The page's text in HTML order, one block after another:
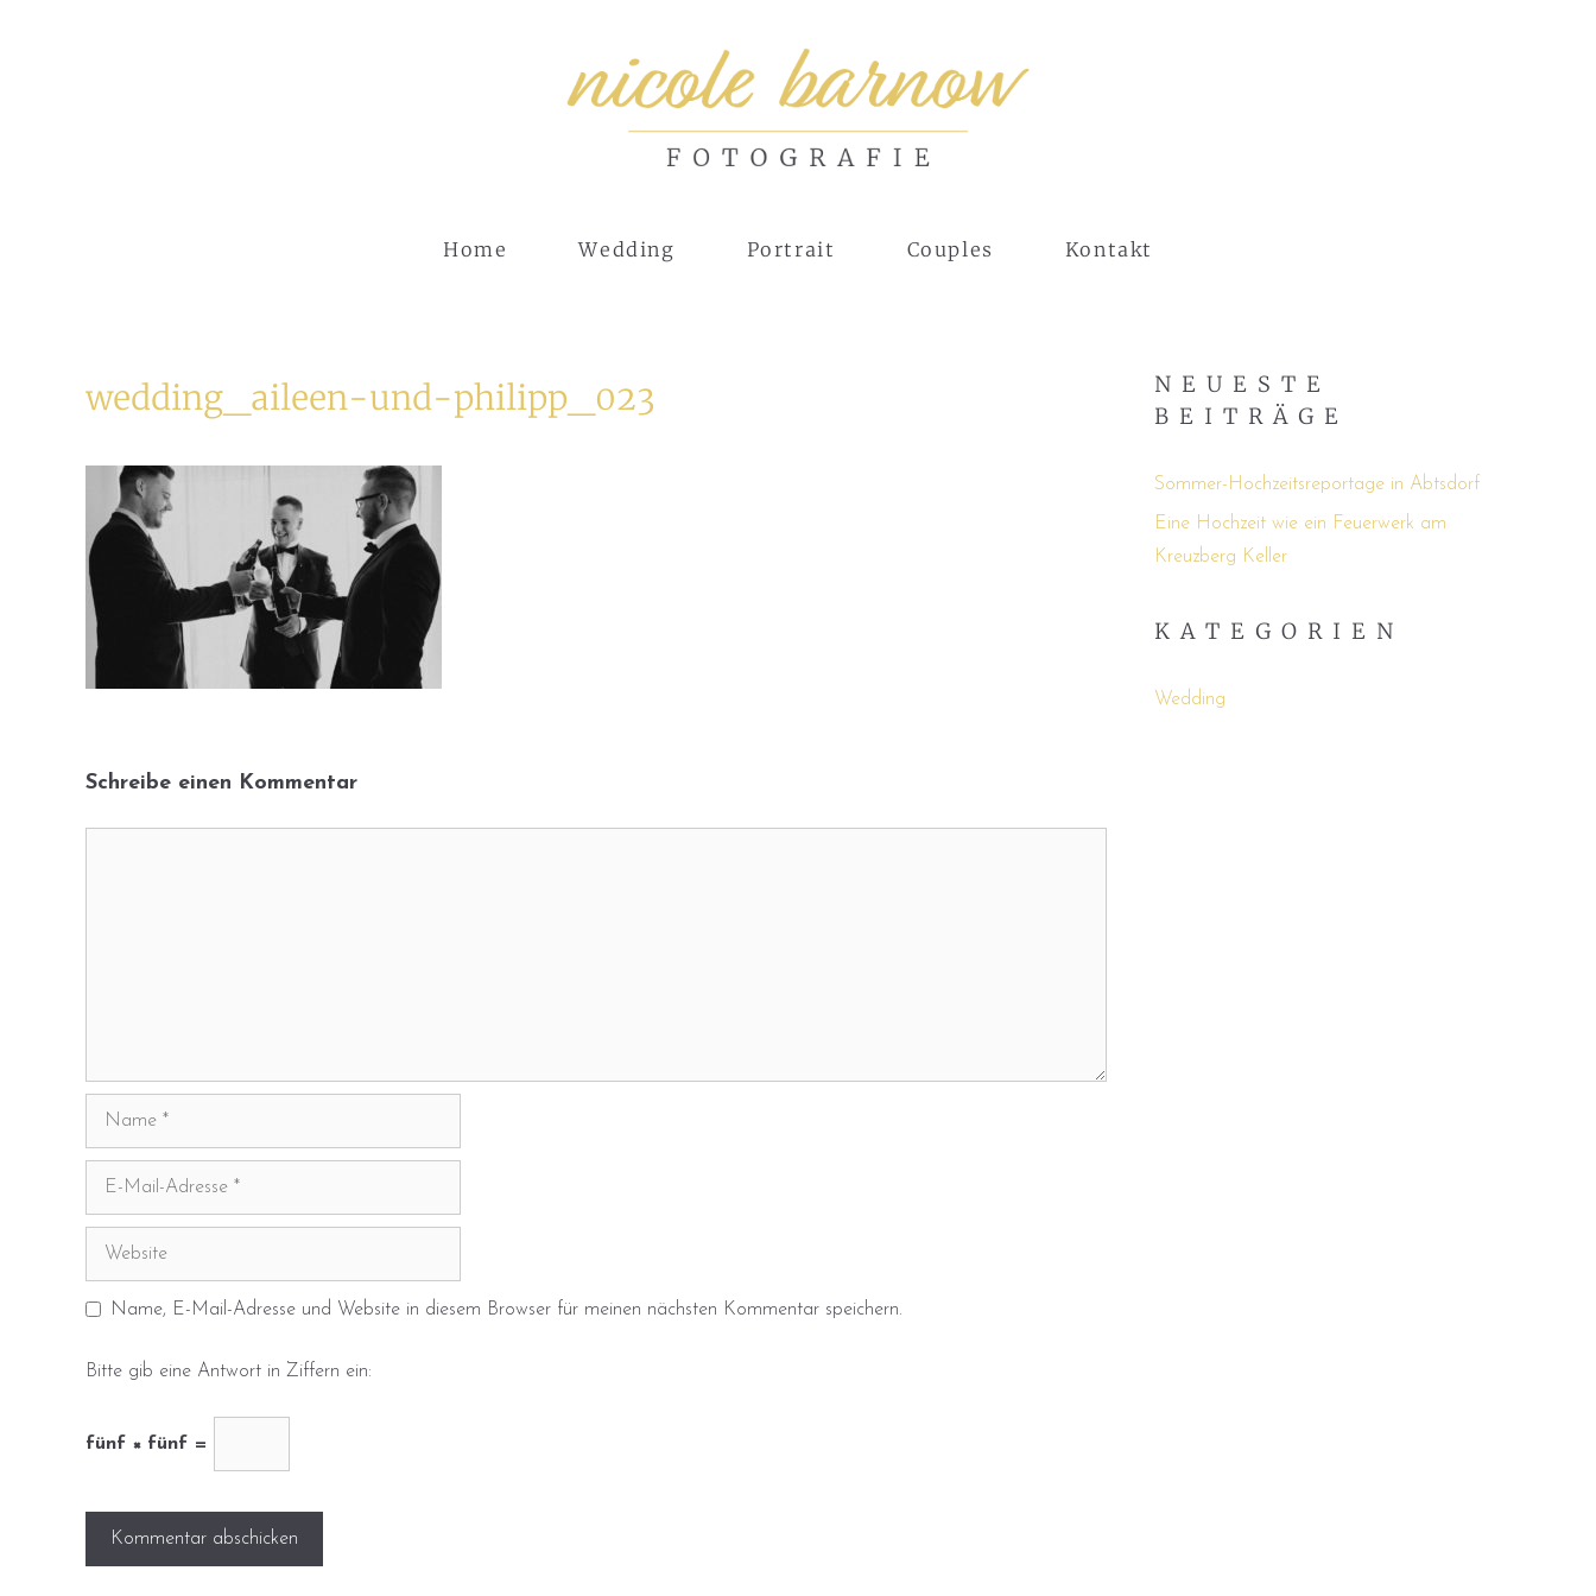
Home Wedding Portrait Couples Kontakt
wedding_aileen-und-philipp_023
Schreibe einen Kommentar
Name
Adresse
Website
Name, E-Mail-Adresse und Website in diesem Browser für meinen nächsten Kommentar speichern.
Bitte gib eine Antwort in Ziffern ein:
fünf × fünf =
NEUESTE
BEITRÄGE
Sommer-Hochzeitsreportage in Abtsdorf
Eine Hochzeit wie ein Feuerwerk am
Kreuzberg Keller
KATEGORIEN
Wedding